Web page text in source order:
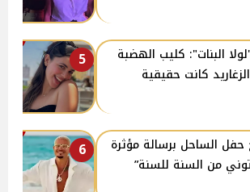
5
البنات": كليب الهضبة
كانت حقيقية
6
حفل الساحل برسالة مؤثرة
من السنة للسنة”